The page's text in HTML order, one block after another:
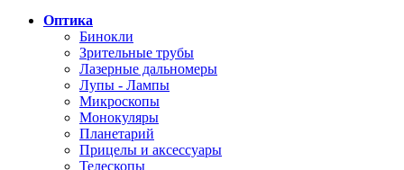
Оптика
Бинокли
Зрительные трубы
Лазерные дальномеры
Лупы - Лампы
Микроскопы
Монокуляры
Планетарий
Прицелы и аксессуары
Телескопы